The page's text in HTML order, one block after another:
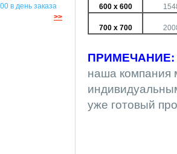
в день заказа
>>
600 х 600
700 х 700
ПРИМЕЧАНИЕ:
наша компания
уже готовый